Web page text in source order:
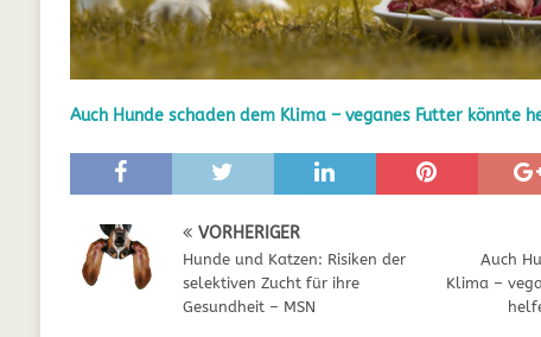
GESUNDHEIT
[ Juli 5, 2025 ] Der Wössinger Hundeverein
[ Juli 5, 2025 ] Unter Kritik: Prinzessin Kate
Online WELPEN
[ September 29, 2021 ] Kalzium für Hunde –
Auch Hunde schaden dem Klima – veganes Futter könnte
VORHERIGER
Hunde und Katzen: Risiken der
selektiven Zucht für ihre
Gesundheit – MSN
Auch
Klima –